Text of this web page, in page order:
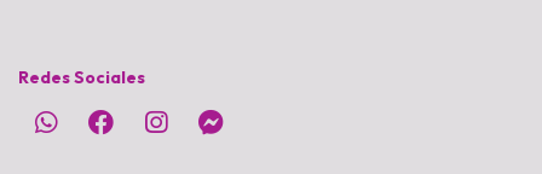
Redes Sociales